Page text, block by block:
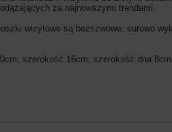
za najnowszymi trendami.
wizytowe są bezszwowe, surowo
szerokość 16cm, szerokość dna 8cm